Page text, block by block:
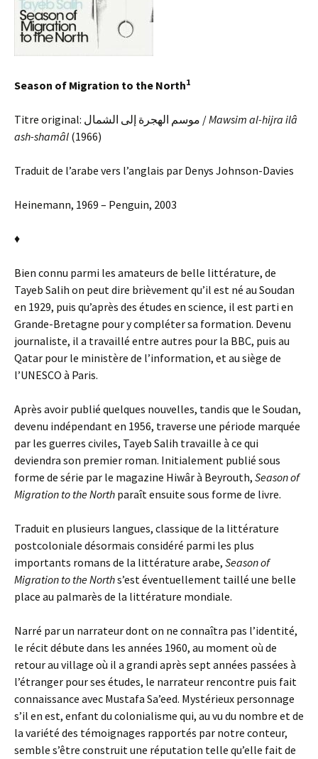
Season of Migration to the North1
Titre original: موسم الهجرة إلى الشمال /Mawsim al-hijra ilâ
ash-shamâl (1966)
Traduit de l’arabe vers l’anglais par Denys Johnson-Davies
Heinemann, 1969 – Penguin, 2003
♦
Bien connu parmi les amateurs de belle littérature, de
Tayeb Salih on peut dire brièvement qu’il est né au Soudan
en 1929, puis qu’après des études en science, il est parti en
Grande-Bretagne pour y compléter sa formation. Devenu
journaliste, il a travaillé entre autres pour la BBC, puis au
Qatar pour le ministère de l’information, et au siège de
l’UNESCO à Paris.
Après avoir publié quelques nouvelles, tandis que le Soudan,
devenu indépendant en 1956, traverse une période marquée
par les guerres civiles, Tayeb Salih travaille à ce qui
deviendra son premier roman. Initialement publié sous
forme de série par le magazine Hiwâr à Beyrouth, Season of
Migration to the North paraît ensuite sous forme de livre.
Traduit en plusieurs langues, classique de la littérature
postcoloniale désormais considéré parmi les plus
importants romans de la littérature arabe, Season of
Migration to the Norths’est éventuellement taillé une belle
place au palmarès de la littérature mondiale.
Narré par un narrateur dont on ne connaîtra pas l’identité,
le récit débute dans les années 1960, au moment où de
retour au village où il a grandi après sept années passées à
l’étranger pour ses études, le narrateur rencontre puis fait
connaissance avec Mustafa Sa’eed. Mystérieux personnage
s’il en est, enfant du colonialisme qui, au vu du nombre et de
la variété des témoignages rapportés par notre conteur,
semble s’être construit une réputation telle qu’elle fait de